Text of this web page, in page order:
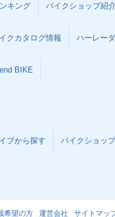
キング バイクショップ紹
クカタログ情報 ハーレー
BIKE
プから探す バイクショッ
希望の方 運営会社 サイトマッ